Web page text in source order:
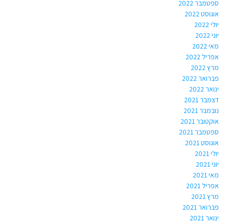
ספטמבר 2022
אוגוסט 2022
יולי 2022
יוני 2022
מאי 2022
אפריל 2022
מרץ 2022
פברואר 2022
ינואר 2022
דצמבר 2021
נובמבר 2021
אוקטובר 2021
ספטמבר 2021
אוגוסט 2021
יולי 2021
יוני 2021
מאי 2021
אפריל 2021
מרץ 2021
פברואר 2021
ינואר 2021